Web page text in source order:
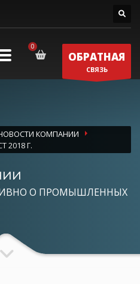
ОБРАТНАЯ
СВЯЗЬ
КОМПАНИИ
2018 Г.
О ПРОМЫШЛЕННЫХ